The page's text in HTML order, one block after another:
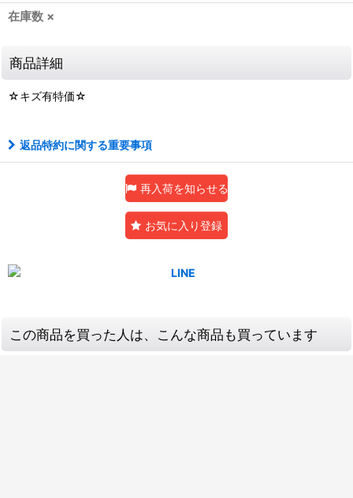
在庫数 ×
商品詳細
☆キズ有特価☆
返品特約に関する重要事項
再入荷を知らせる
お気に入り登録
この商品を買った人は、こんな商品も買っています